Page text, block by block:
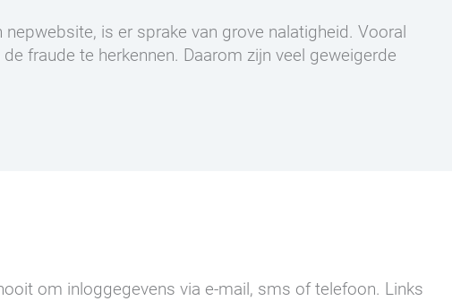
is er sprake van grove nalatigheid. Vooral
fraude te herkennen. Daarom zijn veel geweigerde
om inloggegevens via e-mail, sms of telefoon. Links